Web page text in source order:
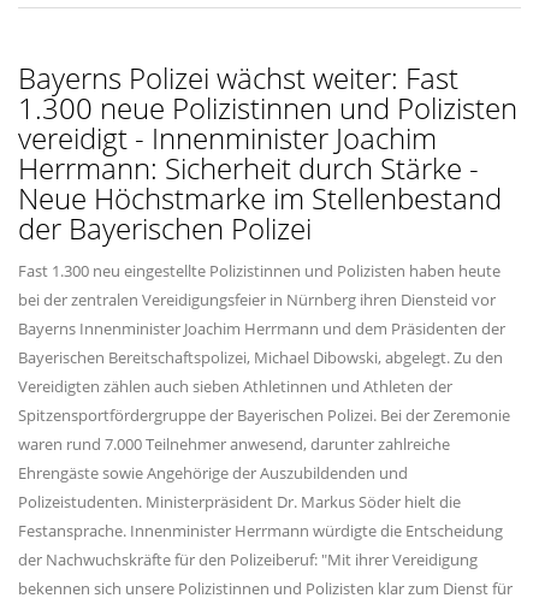
Bayerns Polizei wächst weiter: Fast
1.300 neue Polizistinnen und Polizisten
vereidigt - Innenminister Joachim
Herrmann: Sicherheit durch Stärke -
Neue Höchstmarke im Stellenbestand
der Bayerischen Polizei
Fast 1.300 neu eingestellte Polizistinnen und Polizisten haben heute
bei der zentralen Vereidigungsfeier in Nürnberg ihren Diensteid vor
Bayerns Innenminister Joachim Herrmann und dem Präsidenten der
Bayerischen Bereitschaftspolizei, Michael Dibowski, abgelegt. Zu den
Vereidigten zählen auch sieben Athletinnen und Athleten der
Spitzensportfördergruppe der Bayerischen Polizei. Bei der Zeremonie
waren rund 7.000 Teilnehmer anwesend, darunter zahlreiche
Ehrengäste sowie Angehörige der Auszubildenden und
Polizeistudenten. Ministerpräsident Dr. Markus Söder hielt die
Festansprache. Innenminister Herrmann würdigte die Entscheidung
der Nachwuchskräfte für den Polizeiberuf: "Mit ihrer Vereidigung
bekennen sich unsere Polizistinnen und Polizisten klar zum Dienst für